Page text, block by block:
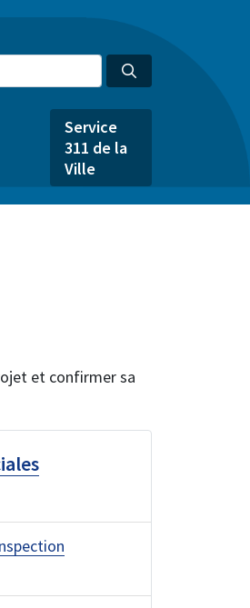
Service
311 de la
Ville
et confirmer sa